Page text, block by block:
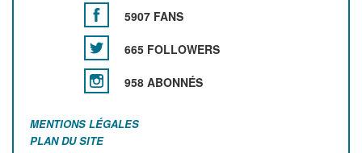
5907 FANS
665 FOLLOWERS
958 ABONNÉS
MENTIONS LÉGALES
PLAN DU SITE